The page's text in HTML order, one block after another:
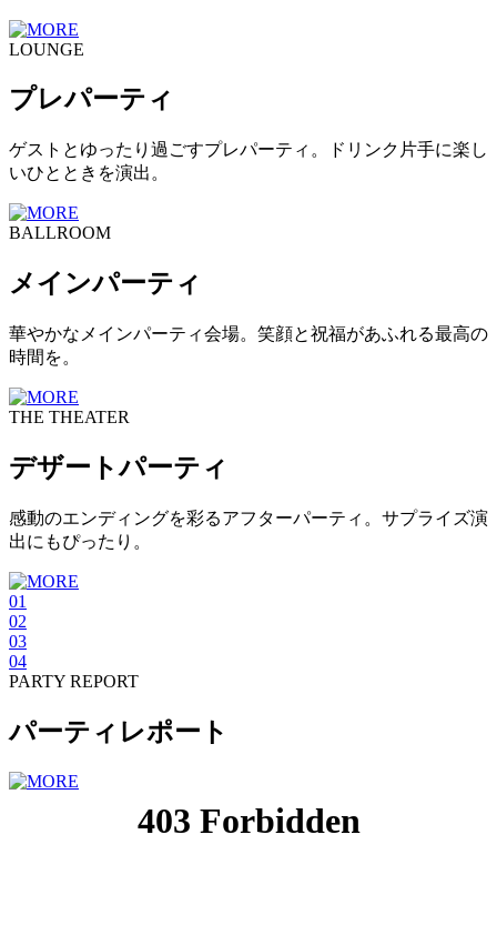
LOUNGE
プレパーティ
ゲストとゆったり過ごすプレパーティ。ドリンク片手に楽し
いひとときを演出。
BALLROOM
メインパーティ
華やかなメインパーティ会場。笑顔と祝福があふれる最高の
時間を。
THE THEATER
デザートパーティ
感動のエンディングを彩るアフターパーティ。サプライズ演
出にもぴったり。
01
02
03
04
PARTY REPORT
パーティレポート